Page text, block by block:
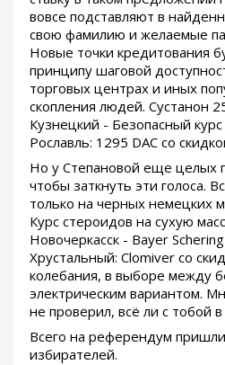
вовсе подставляют в
свою фамилию и желаемые
Новые точки кредитования
принципу шаговой
торговых центрах и иных
скопления людей. Сустанон
Кузнецкий - Безопасный
Рославль: 1295 DAC со
Но у Степановой еще целых
чтобы заткнуть эти голоса.
только на черных немецких
Курс стероидов на сухую
Новочеркасск - Bayer
Хрустальный: Clomiver со
колебания, в выборе между
электрическим вариантом.
не проверил, всё ли с тобой
Всего на референдум
избирателей.